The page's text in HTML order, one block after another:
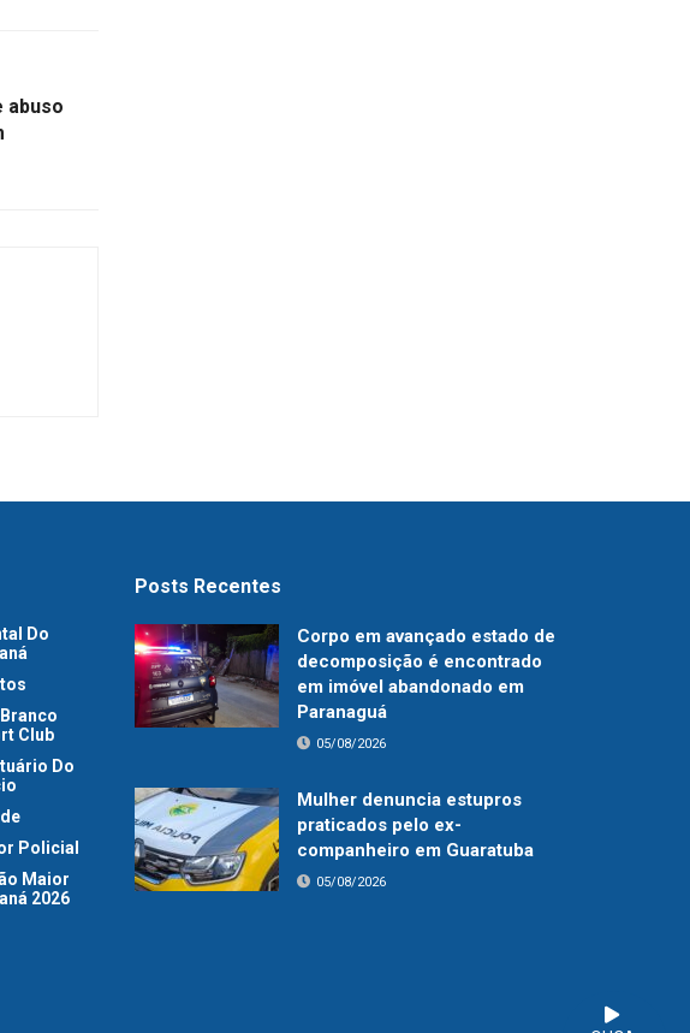
abuso
Do
Club
Do
Policial
Maior
2026
Posts Recentes
Corpo em avançado estado de
decomposição é encontrado
em imóvel abandonado em
Paranaguá
05/08/2026
Mulher denuncia estupros
praticados pelo ex-
companheiro em Guaratuba
05/08/2026